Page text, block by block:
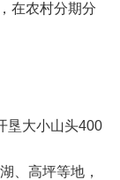
在农村分期分
垦大小山头400
、高坪等地，